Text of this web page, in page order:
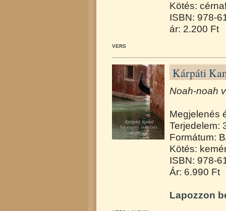
Kötés:
ISBN: 978-
ár: 2.200 Ft
VERS
Kárpáti
Noah-noah
Megjelenés
Terjedelem:
Formátum:
Kötés:
ISBN: 978-
Ár: 6.990 Ft
Lapozzon